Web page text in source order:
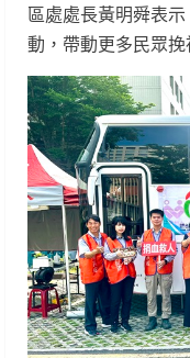
區處處長黃明舜表
動，帶動更多民眾